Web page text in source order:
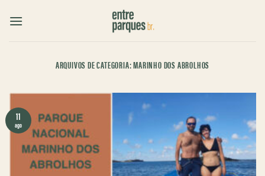
ARQUIVOS DE CATEGORIA:MARINHO DOS ABROLHOS
11
ago